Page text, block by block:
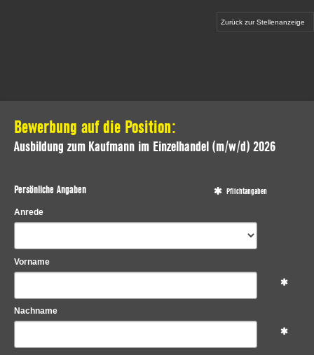
Zurück zur Stellenanzeige
Bewerbung auf die Position:
Ausbildung zum Kaufmann im Einzelhandel (m/w/d) 2026
Persönliche Angaben Pflichtangaben
Anrede
Vorname
Nachname